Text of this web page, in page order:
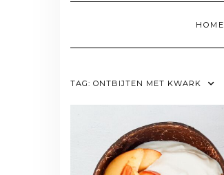
HOME
TAG: ONTBIJTEN MET KWARK